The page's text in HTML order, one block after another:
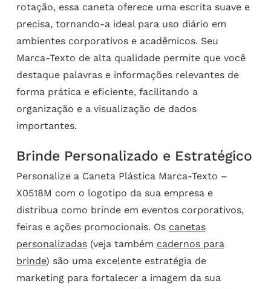
rotação, essa caneta oferece uma escrita suave e
precisa, tornando-a ideal para uso diário em
ambientes corporativos e acadêmicos. Seu
Marca-Texto de alta qualidade permite que você
destaque palavras e informações relevantes de
forma prática e eficiente, facilitando a
organização e a visualização de dados
importantes.
Brinde Personalizado e Estratégico
Personalize a Caneta Plástica Marca-Texto –
X0518M com o logotipo da sua empresa e
distribua como brinde em eventos corporativos,
feiras e ações promocionais. Os canetas
personalizadas(veja também cadernos para
brinde) são uma excelente estratégia de
marketing para fortalecer a imagem da sua